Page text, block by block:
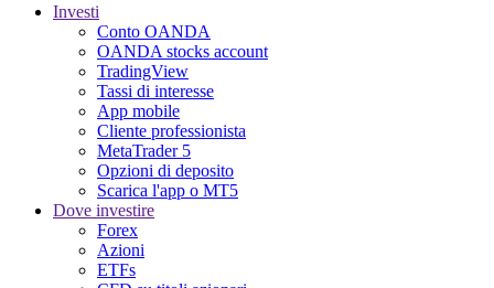
Investi
Conto OANDA
OANDA stocks account
TradingView
Tassi di interesse
App mobile
Cliente professionista
MetaTrader 5
Opzioni di deposito
Scarica l'app o MT5
Dove investire
Forex
Azioni
ETFs